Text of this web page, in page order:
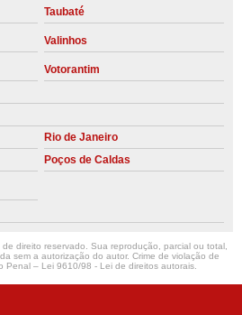
Taubaté
Valinhos
Votorantim
Rio de Janeiro
Poços de Caldas
direito reservado. Sua reprodução, parcial ou total,
sem a autorização do autor. Crime de violação de
Penal – Lei 9610/98 - Lei de direitos autorais.